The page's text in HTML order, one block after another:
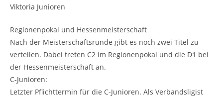
Viktoria Junioren
Regionenpokal und Hessenmeisterschaft
Nach der Meisterschaftsrunde gibt es noch zwei Titel zu
verteilen. Dabei treten C2 im Regionenpokal und die D1 bei
der Hessenmeisterschaft an.
C-Junioren:
Letzter Pflichttermin für die C-Junioren. Als Verbandsligist